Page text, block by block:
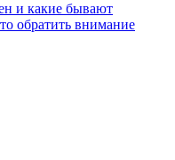
и какие бывают
обратить внимание